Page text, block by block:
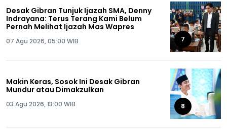
Desak Gibran Tunjuk Ijazah SMA, Denny
Indrayana: Terus Terang Kami Belum
Pernah Melihat Ijazah Mas Wapres
07 Agu 2026, 05:00 WIB 7
Makin Keras, Sosok Ini Desak Gibran
Mundur atau Dimakzulkan
03 Agu 2026, 13:00 WIB 8